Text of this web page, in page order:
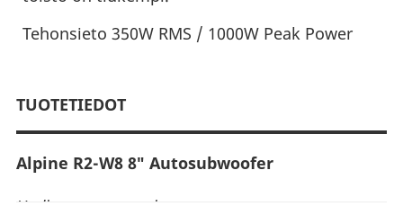
Tehonsieto 350W RMS / 1000W Peak Power
TUOTETIEDOT
Alpine R2-W8 8″ Autosubwoofer
Uudistetut moottorit